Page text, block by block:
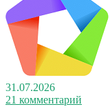
31.07.2026
21 комментарий